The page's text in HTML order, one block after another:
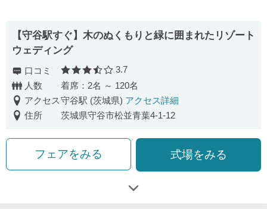
【守谷駅すぐ】木のぬくもりと緑に囲まれたリゾート
ウェディング
口コミ 口コミ評価
3.7
人数
着席：2名 ～ 120名
アクセス守谷駅 (茨城県) アクセス詳細
住所
茨城県守谷市松並青葉4-1-12
フェアをみる 式場をみる